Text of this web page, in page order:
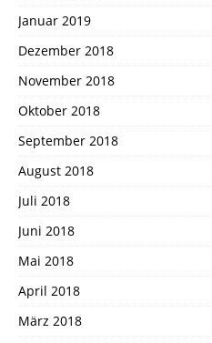
Januar 2019
Dezember 2018
November 2018
Oktober 2018
September 2018
August 2018
Juli 2018
Juni 2018
Mai 2018
April 2018
März 2018